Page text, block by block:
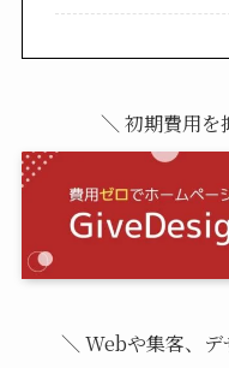
＼ 初期費用を
＼ Webや集客、